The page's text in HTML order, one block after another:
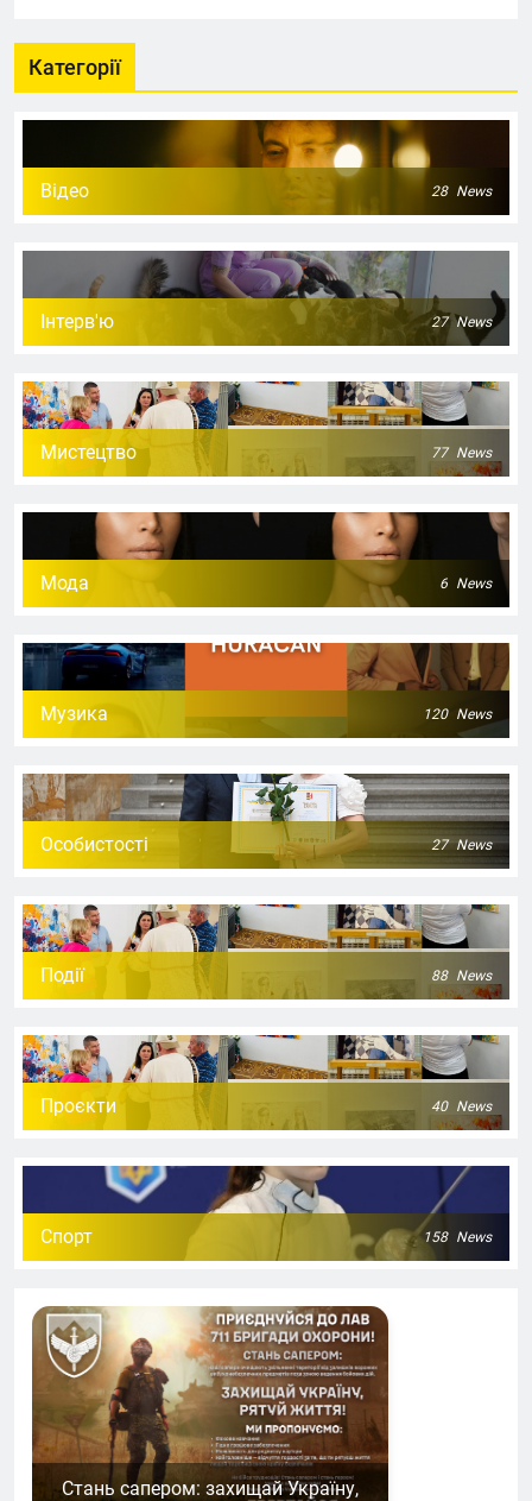
Категорії
Відео 28 News
Інтерв'ю 27 News
Мистецтво 77 News
Мода 6 News
Музика 120 News
Особистості 27 News
Події 88 News
Проєкти 40 News
Спорт 158 News
Стань сапером: захищай Україну,